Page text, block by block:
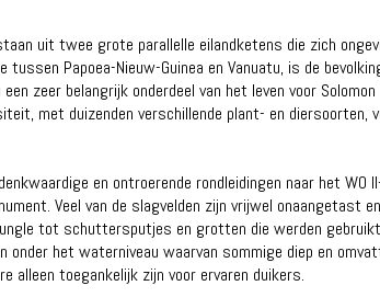
uit twee grote parallelle eilandketens die zich
Papoea-Nieuw-Guinea en Vanuatu, is de
zeer belangrijk onderdeel van het leven voor Solomon
met duizenden verschillende plant- en diersoorten,
en ontroerende rondleidingen naar het WO
Veel van de slagvelden zijn vrijwel onaangetast
tot schuttersputjes en grotten die werden
onder het waterniveau waarvan sommige diep en
alleen toegankelijk zijn voor ervaren duikers.